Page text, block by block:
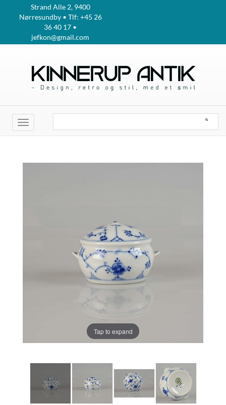
Strand Alle 2, 9400
Nørresundby • Tlf: +45 26
36 40 17 •
jefkon@gmail.com
Toggle
navigation
Tap to expand